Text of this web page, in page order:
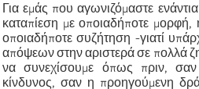
Για εμάς που αγωνιζόμαστε
καταπίεση με οποιαδήποτε
οποιαδήποτε συζήτηση -γιατί
απόψεων στην αριστερά σε πολλά
να συνεχίσουμε όπως πριν,
κίνδυνος, σαν η προηγούμενη